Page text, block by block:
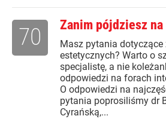
Zanim pójdziesz na
Masz pytania dotyczące
estetycznych? Warto o
specjalistę, a nie
odpowiedzi na forach
O odpowiedzi na
pytania poprosiliśmy dr
Cyrańską,...
70